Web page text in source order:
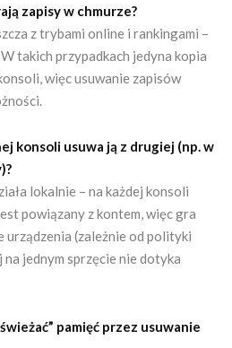
zapisy w chmurze?
z trybami online i rankingami –
takich przypadkach jedyna kopia
więc usuwanie zapisów
konsoli usuwa ją z drugiej (np. w
lokalnie – na każdej konsoli
powiązany z kontem, więc gra
urządzenia (zależnie od polityki
jednym sprzęcie nie dotyka
pamięć przez usuwanie